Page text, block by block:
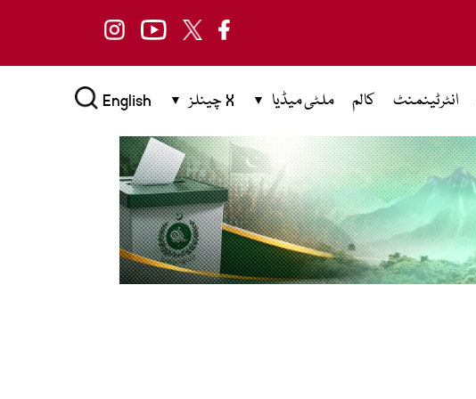
انٹرٹینمنٹ کالم ملٹی میڈیا X چینلز English